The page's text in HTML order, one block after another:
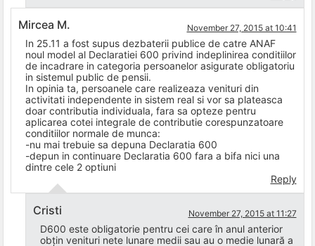
Mircea M. November 27, 2015 at 10:41
In 25.11 a fost supus dezbaterii publice de catre ANAF
noul model al Declaratiei 600 privind indeplinirea conditiilor
de incadrare in categoria persoanelor asigurate obligatoriu
in sistemul public de pensii.
In opinia ta, persoanele care realizeaza venituri din
activitati independente in sistem real si vor sa plateasca
doar contributia individuala, fara sa opteze pentru
aplicarea cotei integrale de contributie corespunzatoare
conditiilor normale de munca:
-nu mai trebuie sa depuna Declaratia 600
-depun in continuare Declaratia 600 fara a bifa nici una
dintre cele 2 optiuni
Reply
Cristi November 27, 2015 at 11:27
D600 este obligatorie pentru cei care în anul anterior
obțin venituri nete lunare medii sau au o medie lunară a